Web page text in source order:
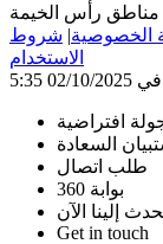
من راكز – هيئة مناطق رأس الخيمة
الخصوصية| شروط
الاستخدام
5:35
افتراضية
السعادة
طلب اتصال
بوابة 360
إلينا الآن
Get in touch